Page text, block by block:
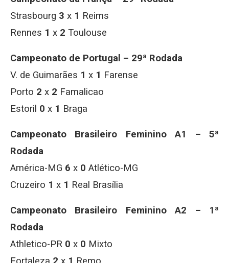
Strasbourg 3 x 1 Reims
Rennes 1 x 2 Toulouse
Campeonato de Portugal – 29ª Rodada
V. de Guimarães 1 x 1 Farense
Porto 2 x 2 Famalicao
Estoril 0 x 1 Braga
Campeonato Brasileiro Feminino A1 – 5ª
Rodada
América-MG 6 x 0 Atlético-MG
Cruzeiro 1 x 1 Real Brasília
Campeonato Brasileiro Feminino A2 – 1ª
Rodada
Athletico-PR 0 x 0 Mixto